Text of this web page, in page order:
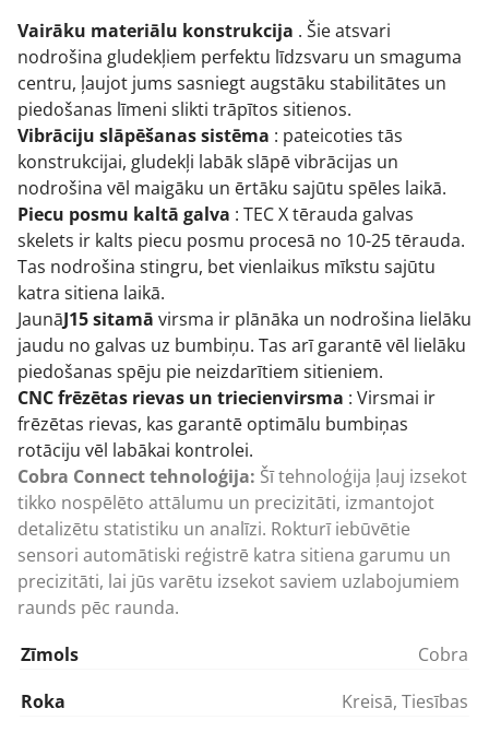
Vairāku materiālu konstrukcija . Šie atsvari
nodrošina gludekļiem perfektu līdzsvaru un smaguma
centru, ļaujot jums sasniegt augstāku stabilitātes un
piedošanas līmeni slikti trāpītos sitienos.
Vibrāciju slāpēšanas sistēma : pateicoties tās
konstrukcijai, gludekļi labāk slāpē vibrācijas un
nodrošina vēl maigāku un ērtāku sajūtu spēles laikā.
Piecu posmu kaltā galva : TEC X tērauda galvas
skelets ir kalts piecu posmu procesā no 10-25 tērauda.
Tas nodrošina stingru, bet vienlaikus mīkstu sajūtu
katra sitiena laikā.
JaunāJ15 sitamā virsma ir plānāka un nodrošina lielāku
jaudu no galvas uz bumbiņu. Tas arī garantē vēl lielāku
piedošanas spēju pie neizdarītiem sitieniem.
CNC frēzētas rievas un triecienvirsma : Virsmai ir
frēzētas rievas, kas garantē optimālu bumbiņas
rotāciju vēl labākai kontrolei.
Cobra Connect tehnoloģija: Šī tehnoloģija ļauj izsekot
tikko nospēlēto attālumu un precizitāti, izmantojot
detalizētu statistiku un analīzi. Rokturī iebūvētie
sensori automātiski reģistrē katra sitiena garumu un
precizitāti, lai jūs varētu izsekot saviem uzlabojumiem
raunds pēc raunda.
Zīmols
Cobra
Roka
Kreisā, Tiesības